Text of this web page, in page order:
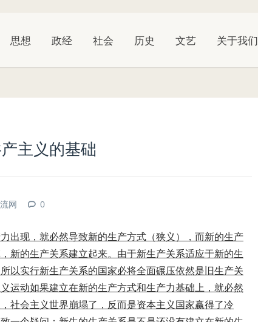
思想 政经 社会 历史 文艺 关于我们
主义的基础
网 0
出现，就必然导致新的生产方式（狭义），而新的生产
新的生产关系建立起来。由于新生产关系适应于新的生
以实行新生产关系的国家必将全面碾压依然是旧生产关
运动如果建立在新的生产方式和生产力基础上，就必然
社会主义世界崩塌了，反而是资本主义国家赢得了冷